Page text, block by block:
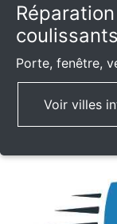
Porte, fenêtre,
Voir villes